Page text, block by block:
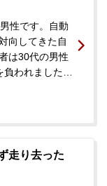
ることになり
不安から、当
性です。自動
向してきた自
は30代の男性
われました。
した（ひき逃
まくいかない
オンとして当
頼を引き継ぐ
走り去った